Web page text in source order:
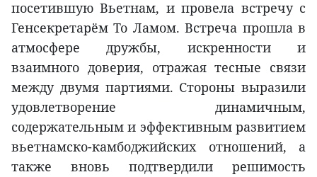
посетившую Вьетнам, и провела встречу с
Генсекретарём То Ламом. Встреча прошла в
атмосфере дружбы, искренности и
взаимного доверия, отражая тесные связи
между двумя партиями. Стороны выразили
удовлетворение динамичным,
содержательным и эффективным развитием
вьетнамско-камбоджийских отношений, а
также вновь подтвердили решимость